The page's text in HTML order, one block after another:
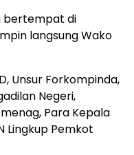
bertempat di
langsung Wako
Unsur Forkompinda,
Negeri,
Para Kepala
Lingkup Pemkot